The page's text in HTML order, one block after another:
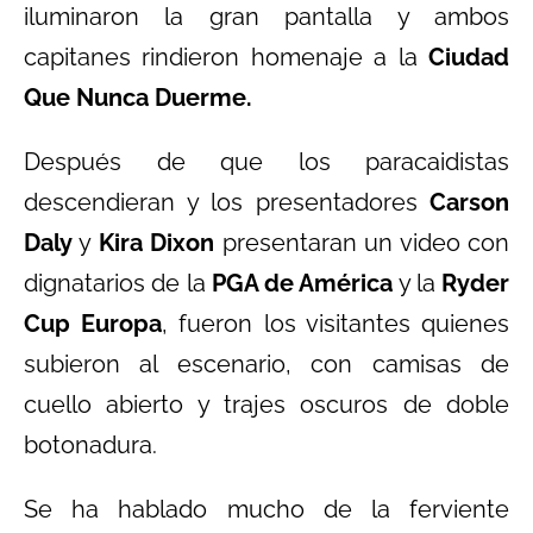
iluminaron la gran pantalla y ambos
capitanes rindieron homenaje a la Ciudad
Que Nunca Duerme.
Después de que los paracaidistas
descendieran y los presentadores Carson
Daly y Kira Dixon presentaran un video con
dignatarios de la PGA de América y la Ryder
Cup Europa, fueron los visitantes quienes
subieron al escenario, con camisas de
cuello abierto y trajes oscuros de doble
botonadura.
Se ha hablado mucho de la ferviente